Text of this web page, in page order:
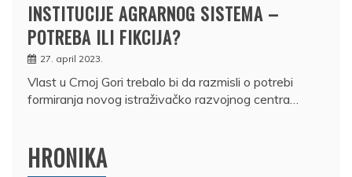
INSTITUCIJE AGRARNOG SISTEMA –
POTREBA ILI FIKCIJA?
27. april 2023.
Vlast u Crnoj Gori trebalo bi da razmisli o potrebi
formiranja novog istraživačko razvojnog centra…
HRONIKA